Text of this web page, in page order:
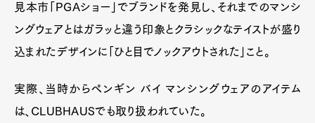
見本市「PGAショー」でブランドを発見し、それまでのマンシ
ングウェアとはガラッと違う印象とクラシックなテイストが盛り
込まれたデザインに「ひと目でノックアウトされた」こと。
実際、当時からペンギン バイ マンシングウェアのアイテム
は、CLUBHAUSでも取り扱われていた。